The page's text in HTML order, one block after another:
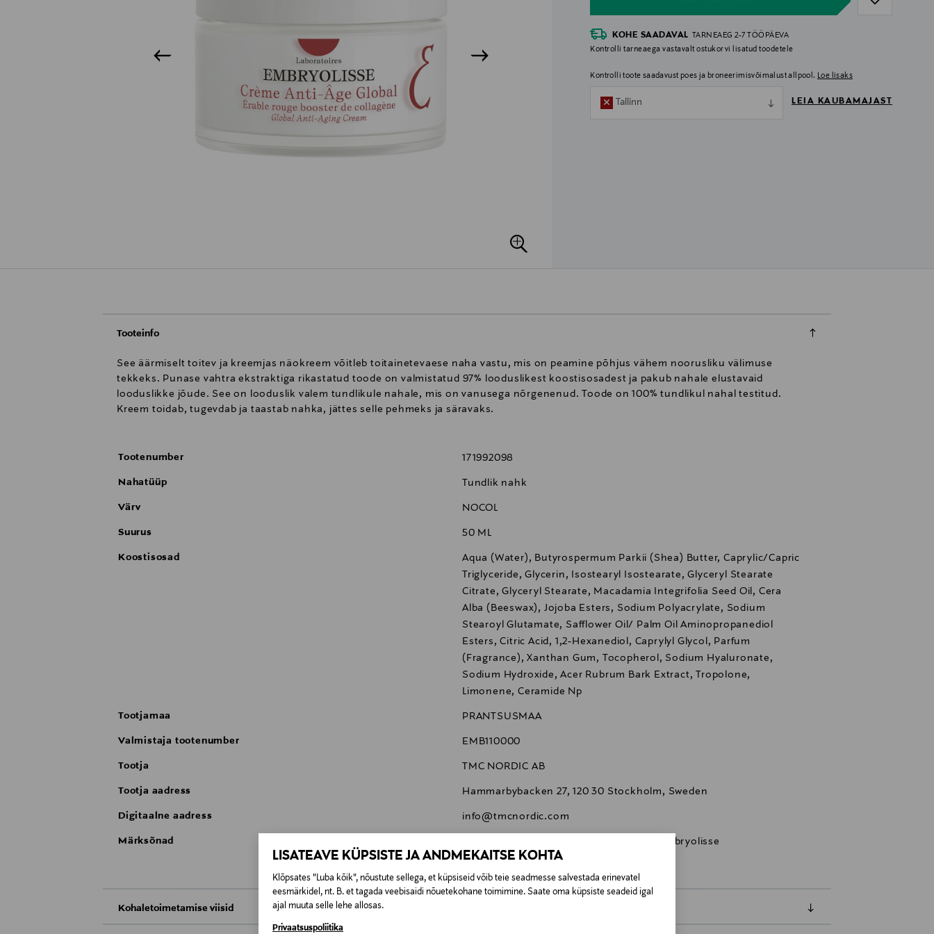
LISATEAVE KÜPSISTE JA ANDMEKAITSE KOHTA
Klõpsates "Luba kõik", nõustute sellega, et küpsiseid võib teie seadmesse salvestada erinevatel
eesmärkidel, nt. B. et tagada veebisaidi nõuetekohane toimimine. Saate oma küpsiste seadeid igal
ajal muuta selle lehe allosas.
Privaatsuspoliitika
KOHE SAADAVAL TARNEAEG 2-7 TÖÖPÄEVA
Kontrolli tarneaega vastavalt ostukorvi lisatud toodetele
Kontrolli toote saadavust poes ja broneerimisvõimalust allpool. Loe lisaks
Tallinn LEIA KAUBAMAJAST
Tooteinfo
See äärmiselt toitev ja kreemjas näokreem võitleb toitainetevaese naha vastu, mis on peamine põhjus vähem noorusliku välimuse
tekkeks. Punase vahtra ekstraktiga rikastatud toode on valmistatud 97% looduslikest koostisosadest ja pakub nahale elustavaid
looduslikke jõude. See on looduslik valem tundlikule nahale, mis on vanusega nõrgenenud. Toode on 100% tundlikul nahal testitud.
Kreem toidab, tugevdab ja taastab nahka, jättes selle pehmeks ja säravaks.
Tootenumber 171992098
Nahatüüp Tundlik nahk
Värv NOCOL
Suurus 50 ML
Koostisosad
Aqua (Water), Butyrospermum Parkii (Shea) Butter, Caprylic/Capric
Triglyceride, Glycerin, Isostearyl Isostearate, Glyceryl Stearate
Citrate, Glyceryl Stearate, Macadamia Integrifolia Seed Oil, Cera
Alba (Beeswax), Jojoba Esters, Sodium Polyacrylate, Sodium
Stearoyl Glutamate, Safflower Oil/ Palm Oil Aminopropanediol
Esters, Citric Acid, 1,2-Hexanediol, Caprylyl Glycol, Parfum
(Fragrance), Xanthan Gum, Tocopherol, Sodium Hyaluronate,
Sodium Hydroxide, Acer Rubrum Bark Extract, Tropolone,
Limonene, Ceramide Np
Tootjamaa PRANTSUSMAA
Valmistaja tootenumber EMB110000
Tootja TMC NORDIC AB
Tootja aadress Hammarbybacken 27, 120 30 Stockholm, Sweden
Digitaalne aadress info@tmcnordic.com
Märksõnad näokreem, kosmeetika, nahahooldus, Embryolisse
Kohaletoimetamise viisid